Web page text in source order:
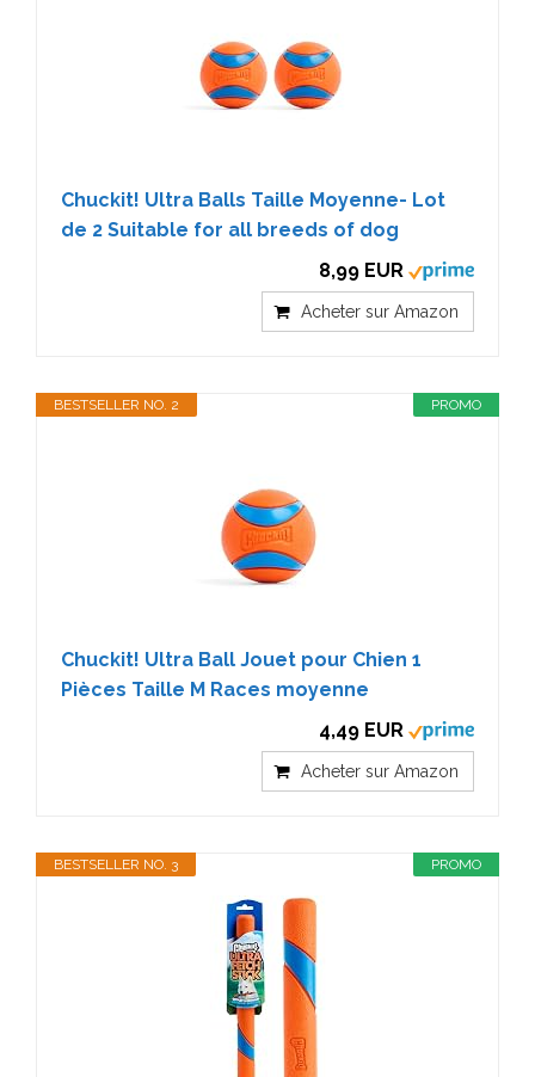
Chuckit! Ultra Balls Taille Moyenne- Lot
de 2 Suitable for all breeds of dog
8,99 EUR
Acheter sur Amazon
PROMO
BESTSELLER NO. 2
Chuckit! Ultra Ball Jouet pour Chien 1
Pièces Taille M Races moyenne
4,49 EUR
Acheter sur Amazon
PROMO
BESTSELLER NO. 3